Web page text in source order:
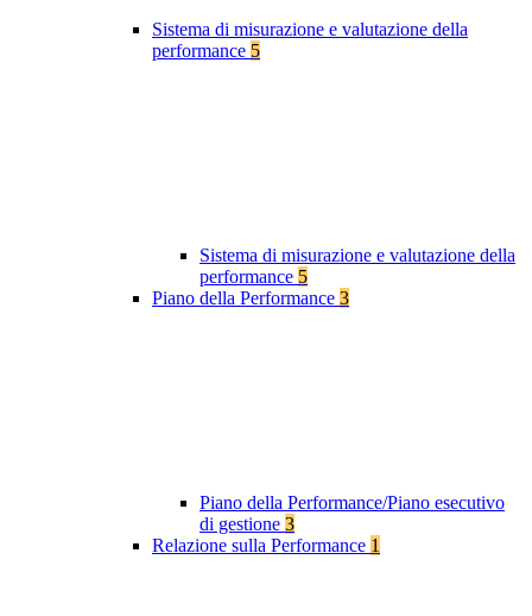
Sistema di misurazione e valutazione della
performance 5
Sistema di misurazione e valutazione della
performance 5
Piano della Performance 3
Piano della Performance/Piano esecutivo
di gestione 3
Relazione sulla Performance 1